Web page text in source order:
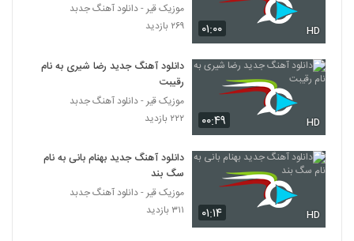
6311
احسان زرافشانی آهنگ همه ی دنیام شدی
۱۹۲ بازدید
آهنگ مهاس بنام منو از من
6313
محسن کیمیایی آهنگ بعد تو
۲۳۲ بازدید
6314
سامان پاکدل آهنگ اکی نیستی (به همراه
اَترس)
۰۱:۰۰ HD
موزیک قیر - دانلود آهنگ جدبد
۲۶۹ بازدید
۰۰:۴۹ HD
دانلود آهنگ جدید رضا شیری به نام
رقیبت
موزیک قیر - دانلود آهنگ جدبد
۲۲۲ بازدید
۰۱:۱۴ HD
دانلود آهنگ جدید بهنام بانی به نام
سگ بند
موزیک قیر - دانلود آهنگ جدبد
۳۱۱ بازدید